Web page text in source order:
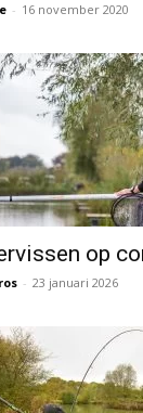
- 16 november 2020
op
- 23 januari 2026